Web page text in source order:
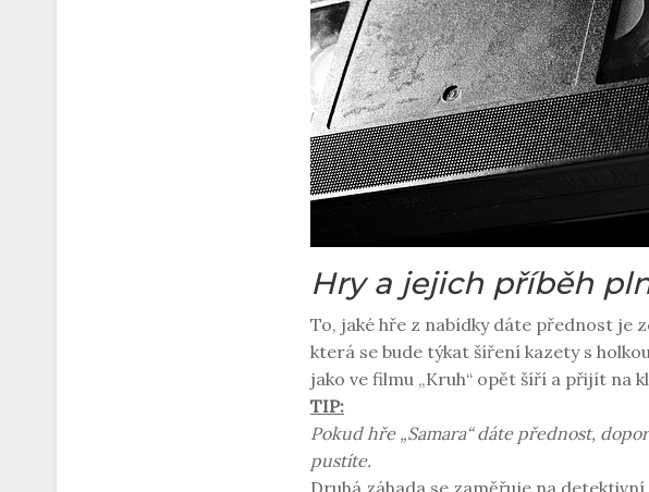
Hry a jejich příběh
To, jaké hře z nabídky dáte přednost je
která se bude týkat šíření kazety s
jako ve filmu „Kruh“ opět šíří a přijít na
TIP:
Pokud hře „Samara“ dáte přednost,
pustíte.